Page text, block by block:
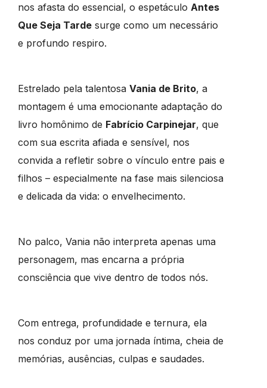
nos afasta do essencial, o espetáculo Antes
Que Seja Tardesurge como um necessário
e profundo respiro.
Estrelado pela talentosa Vania de Brito, a
montagem é uma emocionante adaptação do
livro homônimo de Fabrício Carpinejar, que
com sua escrita afiada e sensível, nos
convida a refletir sobre o vínculo entre pais e
filhos – especialmente na fase mais silenciosa
e delicada da vida: o envelhecimento.
No palco, Vania não interpreta apenas uma
personagem, mas encarna a própria
consciência que vive dentro de todos nós.
Com entrega, profundidade e ternura, ela
nos conduz por uma jornada íntima, cheia de
memórias, ausências, culpas e saudades.